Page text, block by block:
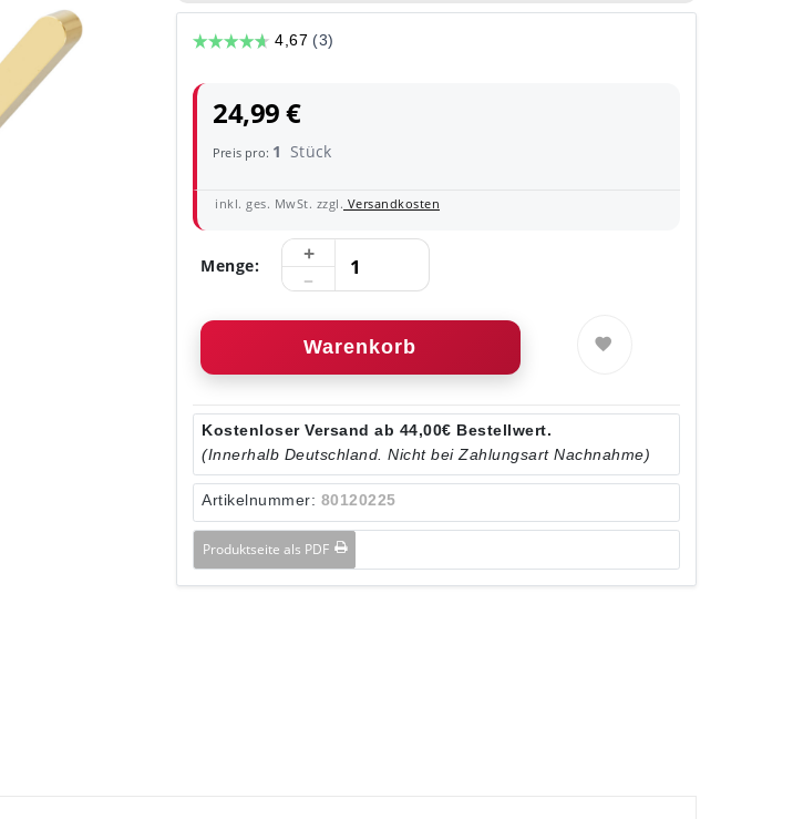
24,99 €
Preis pro: 1 Stück
inkl. ges. MwSt. zzgl. Versandkosten
Menge:
Warenkorb
Kostenloser Versand ab 44,00€ Bestellwert.
(Innerhalb Deutschland. Nicht bei Zahlungsart Nachnahme)
Artikelnummer: 80120225
Produktseite als PDF